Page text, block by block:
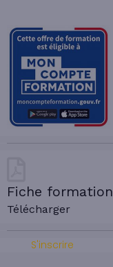
Fiche formation
Télécharger
S'inscrire